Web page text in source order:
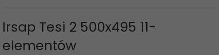
Irsap Tesi 2 500x495 11-
elementów